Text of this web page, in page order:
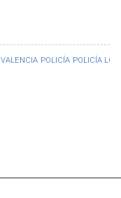
VALENCIA POLICÍA POLICÍA